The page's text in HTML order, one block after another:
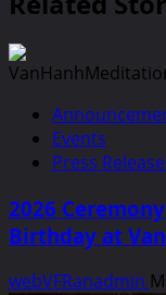
Events
Press
2026
Birthday at
webVFRanadmin